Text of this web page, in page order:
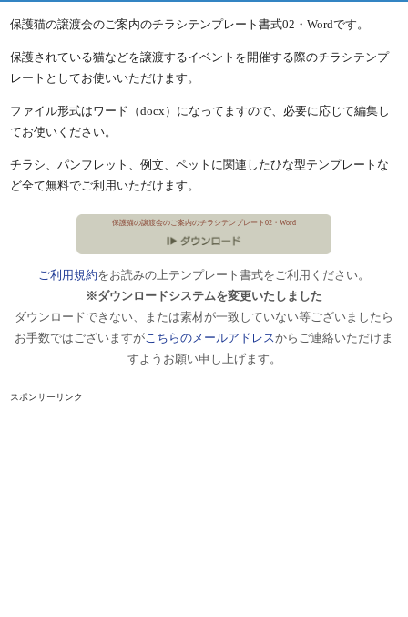
保護猫の譲渡会のご案内のチラシテンプレート書式02・Wordです。
保護されている猫などを譲渡するイベントを開催する際のチラシテンプ
レートとしてお使いいただけます。
ファイル形式はワード（docx）になってますので、必要に応じて編集し
てお使いください。
チラシ、パンフレット、例文、ペットに関連したひな型テンプレートな
ど全て無料でご利用いただけます。
保護猫の譲渡会のご案内のチラシテンプレート02・Word
ご利用規約をお読みの上テンプレート書式をご利用ください。
※ダウンロードシステムを変更いたしました
ダウンロードできない、または素材が一致していない等ございましたら
お手数ではございますがこちらのメールアドレスからご連絡いただけま
すようお願い申し上げます。
スポンサーリンク